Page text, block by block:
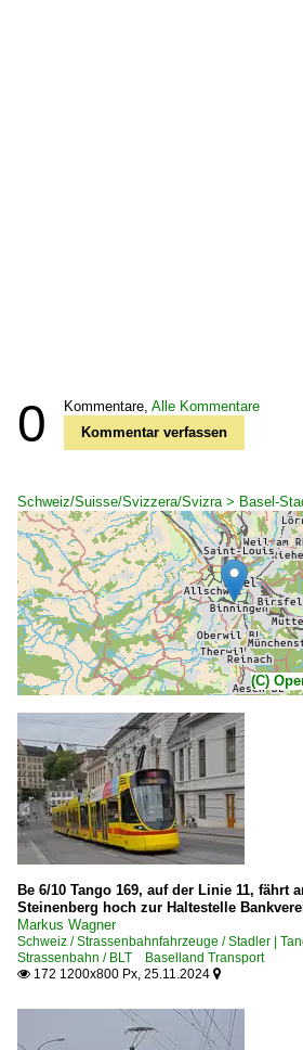
0 Kommentare, Alle Kommentare
Kommentar verfassen
Schweiz/Suisse/Svizzera/Svizra > Basel-
(C)
Be 6/10 Tango 169, auf der Linie 11, fährt
Steinenberg hoch zur Haltestelle
Markus Wagner
Schweiz / Strassenbahnfahrzeuge / Stadler |
Strassenbahn / BLT Baselland Transport
 172 1200x800 Px, 25.11.2024 